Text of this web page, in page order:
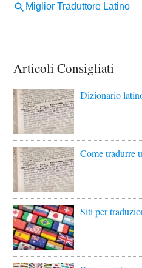
Articoli Consigliati
Dizionario
Come tradurre
Siti per